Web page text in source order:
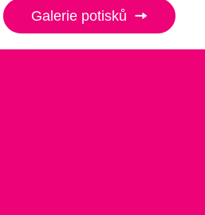
Galerie potisků